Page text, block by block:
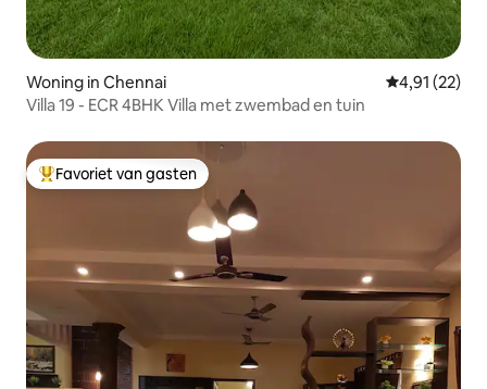
Woning in Chennai Gemiddelde
4,91 (22)
Villa 19 - ECR 4BHK Villa met zwembad en tuin
Topfavoriet van gasten
Favoriet van gasten